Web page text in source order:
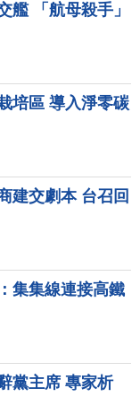
艦 「航母殺手」
培區 導入淨零碳
建交劇本 台召回
集集線連接高鐵
黨主席 專家析